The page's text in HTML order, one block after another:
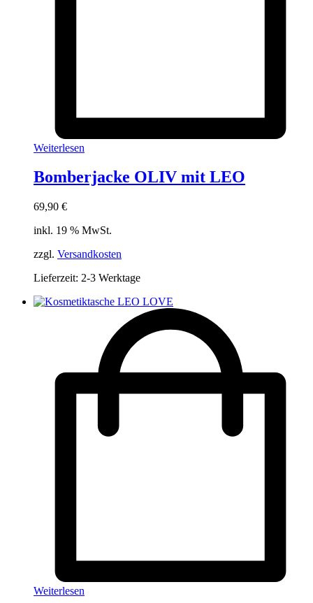
Weiterlesen
Bomberjacke OLIV mit LEO
69,90 €
inkl. 19 % MwSt.
zzgl. Versandkosten
Lieferzeit: 2-3 Werktage
Weiterlesen